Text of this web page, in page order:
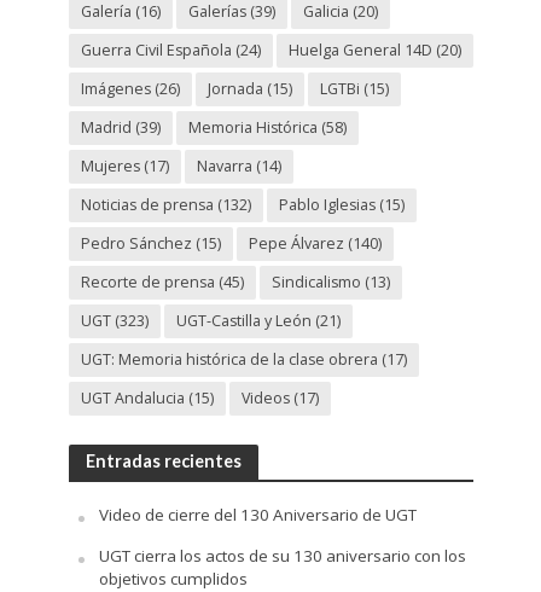
Galería (16) Galerías(39) Galicia (20)
Guerra Civil Española (24) Huelga General 14D (20)
Imágenes(26) Jornada (15) LGTBi (15)
Madrid (39) Memoria Histórica (58)
Mujeres(17) Navarra (14)
Noticias de prensa (132) Pablo Iglesias(15)
Pedro Sánchez (15) Pepe Álvarez (140)
Recorte de prensa (45) Sindicalismo (13)
UGT(323) UGT-Castilla y León (21)
UGT: Memoria histórica de la clase obrera (17)
UGT Andalucia (15) Videos(17)
Entradas recientes
Video de cierre del 130 Aniversario de UGT
UGT cierra los actos de su 130 aniversario con los
objetivos cumplidos